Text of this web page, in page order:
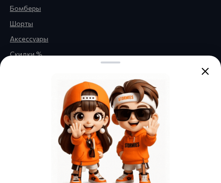
Бомберы
Шорты
Аксессуары
Скидки %
конфиденциальности
Публичная оферта
Согласие на получение
информационной и
рекламной рассылки
Обратная связь
Нажимая кнопку «Отправить»,
вы соглашаетесь с
обработки персональных
данных
и даёте
получение информационной и
рекламной рассылки